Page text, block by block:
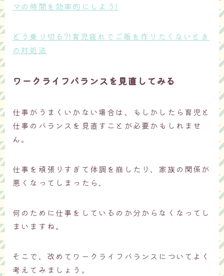
マの時間を効率的にしよう!
どう乗り切る?!育児疲れでご飯を作りたくないとき
の対処法
ワークライフバランスを見直してみる
仕事がうまくいかない場合は、もしかしたら育児と
仕事のバランスを見直すことが必要かもしれませ
ん。
仕事を頑張りすぎて体調を崩したり、家族の関係が
悪くなってしまったら、
何のために仕事をしているのか分からなくなってし
まいますね。
そこで、改めてワークライフバランスについてよく
考えてみましょう。